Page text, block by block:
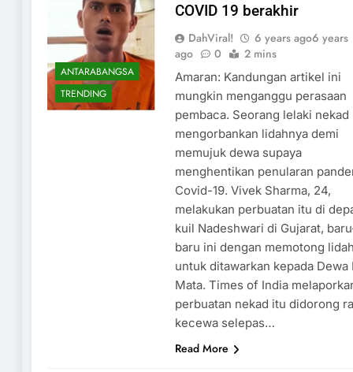
ANTARABANGSA
TRENDING
COVID 19 berakhir
DahViral! 6 years ago6 years
ago
0 2 mins
Amaran: Kandungan artikel ini
mungkin menganggu perasaan
pembaca. Seorang lelaki nekad
mengorbankan lidahnya demi
memujuk dewa supaya
menghentikan penularan
Covid-19. Vivek Sharma, 24,
melakukan perbuatan itu di
kuil Nadeshwari di Gujarat,
baru ini dengan memotong
untuk ditawarkan kepada Dewa
Mata. Times of India
perbuatan nekad itu didorong
kecewa selepas…
Read More